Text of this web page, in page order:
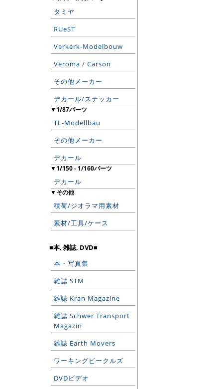
タミヤ
RUeST
Verkerk-Modelbouw
Veroma / Carson
その他メーカー
デカール/ステッカー
▼1/87パーツ
TL-Modellbau
その他メーカー
デカール
▼1/150 - 1/160パーツ
デカール
▼その他
積荷/ジオラマ用素材
素材/工具/ケース
■本, 雑誌, DVD■
本・写真集
雑誌 STM
雑誌 Kran Magazine
雑誌 Schwer Transport
Magazin
雑誌 Earth Movers
ワーキングビークルズ
DVDビデオ